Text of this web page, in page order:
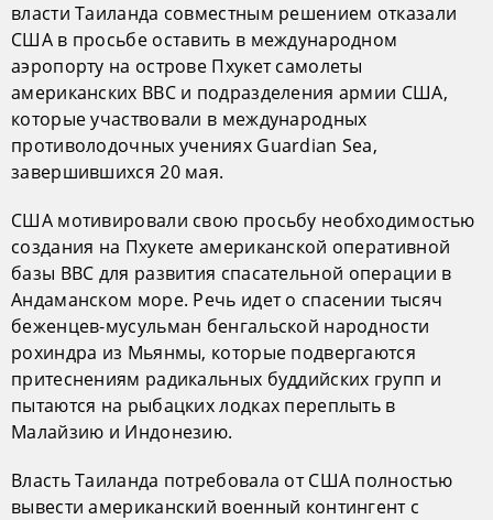
власти Таиланда совместным решением отказали
США в просьбе оставить в международном
аэропорту на острове Пхукет самолеты
американских ВВС и подразделения армии США,
которые участвовали в международных
противолодочных учениях Guardian Sea,
завершившихся 20 мая.
США мотивировали свою просьбу необходимостью
создания на Пхукете американской оперативной
базы ВВС для развития спасательной операции в
Андаманском море. Речь идет о спасении тысяч
беженцев-мусульман бенгальской народности
рохиндра из Мьянмы, которые подвергаются
притеснениям радикальных буддийских групп и
пытаются на рыбацких лодках переплыть в
Малайзию и Индонезию.
Власть Таиланда потребовала от США полностью
вывести американский военный контингент с